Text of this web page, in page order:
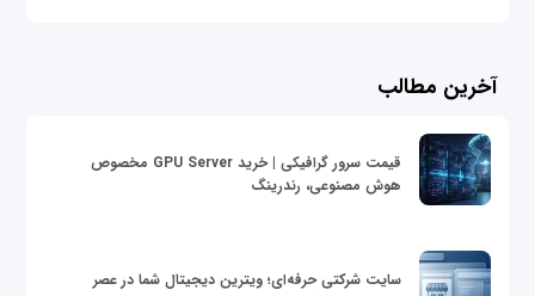
آخرین مطالب
قیمت سرور گرافیکی | خرید GPU Server مخصوص
هوش مصنوعی، رندرینگ
سایت شرکتی حرفه‌ای؛ ویترین دیجیتال شما در عصر